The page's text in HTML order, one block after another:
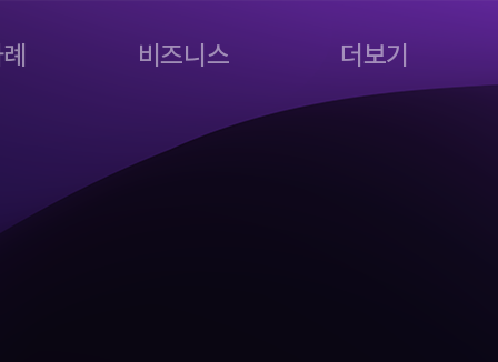
비즈니스 더보기